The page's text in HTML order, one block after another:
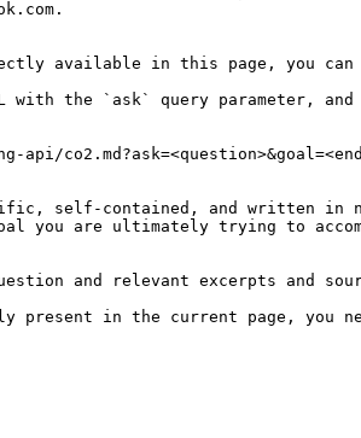
available in this page, you can
with the `ask` query parameter,
self-contained, and written in
you are ultimately trying to
and relevant excerpts and
present in the current page,